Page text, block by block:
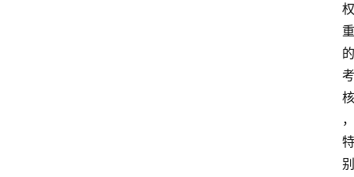
权
重
的
考
核
，
特
别